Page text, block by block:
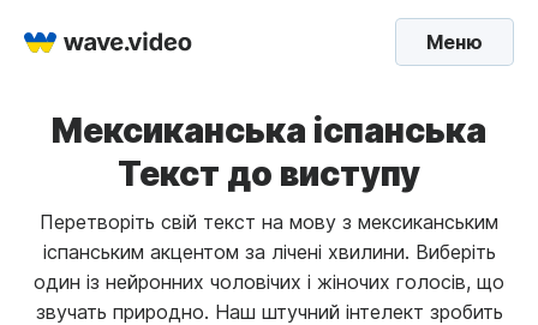
Меню
Мексиканська іспанська
Текст до виступу
Перетворіть свій текст на мову з мексиканським
іспанським акцентом за лічені хвилини. Виберіть
один із нейронних чоловічих і жіночих голосів, що
звучать природно. Наш штучний інтелект зробить